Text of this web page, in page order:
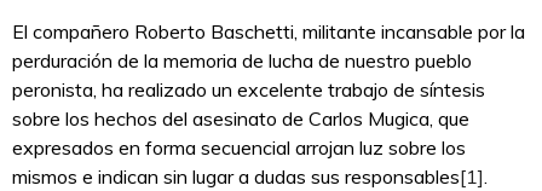
El compañero Roberto Baschetti, militante incansable por la
perduración de la memoria de lucha de nuestro pueblo
peronista, ha realizado un excelente trabajo de síntesis
sobre los hechos del asesinato de Carlos Mugica, que
expresados en forma secuencial arrojan luz sobre los
mismos e indican sin lugar a dudas sus responsables[1].